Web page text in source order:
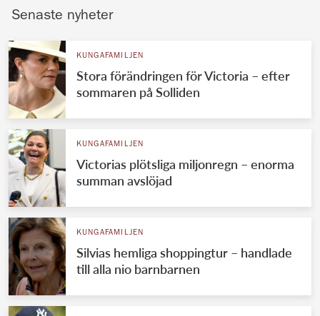
Senaste nyheter
KUNGAFAMILJEN
Stora förändringen för Victoria – efter
sommaren på Solliden
KUNGAFAMILJEN
Victorias plötsliga miljonregn – enorma
summan avslöjad
KUNGAFAMILJEN
Silvias hemliga shoppingtur – handlade
till alla nio barnbarnen